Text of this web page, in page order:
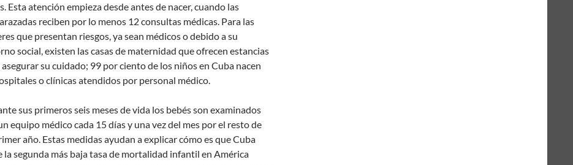
Esta atención empieza desde antes de nacer, cuando las
reciben por lo menos 12 consultas médicas. Para las
que presentan riesgos, ya sean médicos o debido a su
social, existen las casas de maternidad que ofrecen estancias
asegurar su cuidado; 99 por ciento de los niños en Cuba nacen
o clínicas atendidos por personal médico.
sus primeros seis meses de vida los bebés son examinados
equipo médico cada 15 días y una vez del mes por el resto de
año. Estas medidas ayudan a explicar cómo es que Cuba
la segunda más baja tasa de mortalidad infantil en América